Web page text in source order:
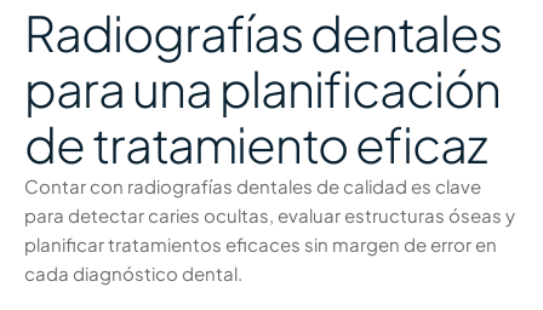
Radiografías dentales
para una planificación
de tratamiento eficaz
Contar con radiografías dentales de calidad es clave
para detectar caries ocultas, evaluar estructuras óseas y
planificar tratamientos eficaces sin margen de error en
cada diagnóstico dental.